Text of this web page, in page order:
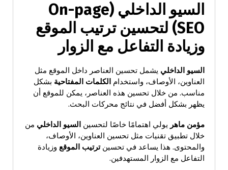
السيو الداخلي (On-page
SEO) لتحسين ترتيب الموقع
وزيادة التفاعل مع الزوار
السيو الداخلي يشمل تحسين العناصر داخل الموقع مثل
العناوين، الأوصاف، واستخدام الكلمات المفتاحية بشكل
مناسب. من خلال تحسين هذه العناصر، يمكن للموقع أن
يظهر بشكل أفضل في نتائج محركات البحث.
مؤمن ماهر يولي اهتمامًا خاصًا لتحسين السيو الداخلي من
خلال تطبيق تقنيات مثل تحسين العناوين، الأوصاف،
والمحتوى. هذا يساعد في تحسينترتيب الموقع وزيادة
التفاعل مع الزوار المستهدفين.